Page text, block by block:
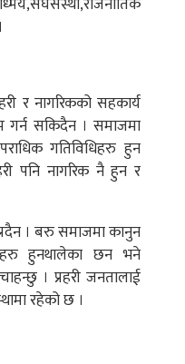
र नागरिकको सहकार्य
गर्न सकिदैन । समाजमा
गतिविधिहरु हुन
पनि नागरिक नै हुन र
। बरु समाजमा कानुन
हुनथालेका छन भने
। प्रहरी जनतालाई
रहेको छ ।